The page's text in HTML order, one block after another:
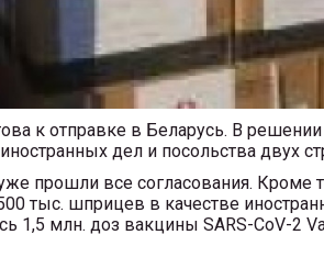
к отправке в Беларусь. В
дел и посольства двух
прошли все согласования. Кроме
тыс. шприцев в качестве
1,5 млн. доз вакцины SARS-CoV-2